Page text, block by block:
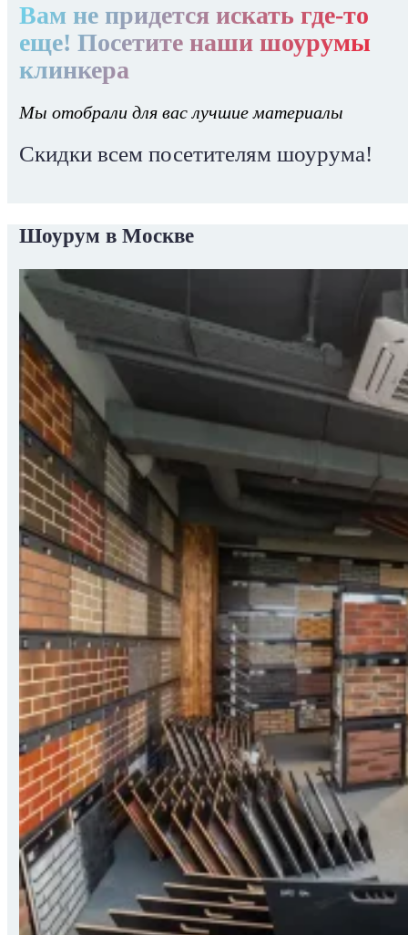
Вам не придется искать где-то
еще! Посетите наши шоурумы
клинкера
Мы отобрали для вас лучшие материалы
Скидки всем посетителям шоурума!
Шоурум в Москве